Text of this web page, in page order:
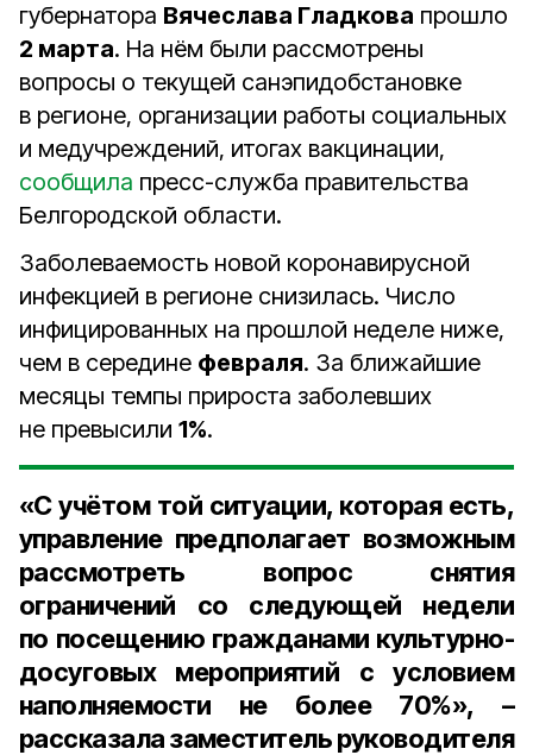
губернатора Вячеслава Гладкова прошло
2 марта. На нём были рассмотрены
вопросы о текущей санэпидобстановке
в регионе, организации работы социальных
и медучреждений, итогах вакцинации,
сообщила пресс-служба правительства
Белгородской области.
Заболеваемость новой коронавирусной
инфекцией в регионе снизилась. Число
инфицированных на прошлой неделе ниже,
чем в середине февраля. За ближайшие
месяцы темпы прироста заболевших
не превысили 1%.
«С учётом той ситуации, которая есть,
управление предполагает возможным
рассмотреть вопрос снятия
ограничений со следующей недели
по посещению гражданами культурно-
досуговых мероприятий с условием
наполняемости не более 70%», –
рассказалазаместитель руководителя